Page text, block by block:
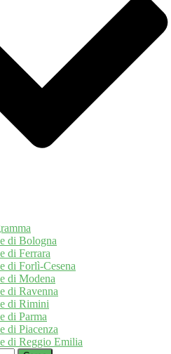
di Bologna
di Ferrara
di Forlì-Cesena
di Modena
di Ravenna
di Rimini
di Parma
di Piacenza
di Reggio Emilia